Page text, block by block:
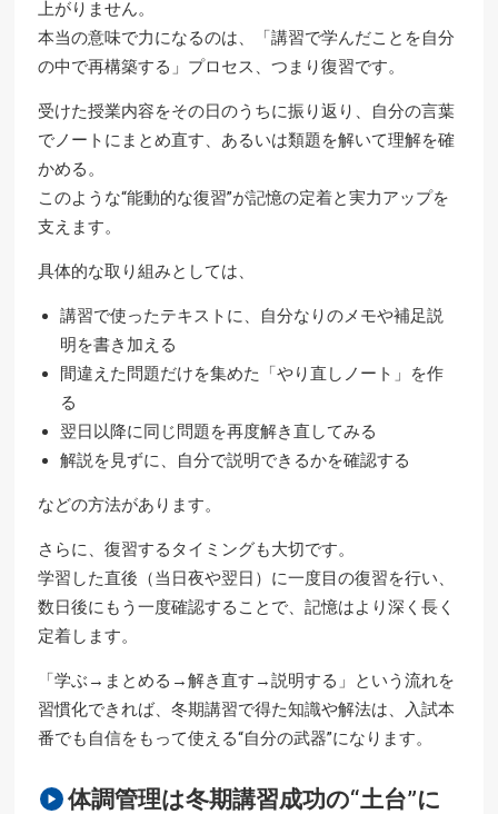
上がりません。
本当の意味で力になるのは、「講習で学んだことを自分
の中で再構築する」プロセス、つまり復習です。
受けた授業内容をその日のうちに振り返り、自分の言葉
でノートにまとめ直す、あるいは類題を解いて理解を確
かめる。
このような“能動的な復習”が記憶の定着と実力アップを
支えます。
具体的な取り組みとしては、
講習で使ったテキストに、自分なりのメモや補足説
明を書き加える
間違えた問題だけを集めた「やり直しノート」を作
る
翌日以降に同じ問題を再度解き直してみる
解説を見ずに、自分で説明できるかを確認する
などの方法があります。
さらに、復習するタイミングも大切です。
学習した直後（当日夜や翌日）に一度目の復習を行い、
数日後にもう一度確認することで、記憶はより深く長く
定着します。
「学ぶ→まとめる→解き直す→説明する」という流れを
習慣化できれば、冬期講習で得た知識や解法は、入試本
番でも自信をもって使える“自分の武器”になります。
体調管理は冬期講習成功の“土台”に